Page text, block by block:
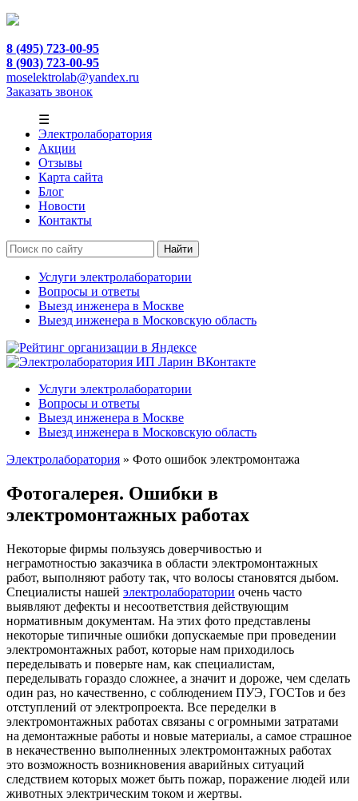
8 (495) 723-00-95
8 (903) 723-00-95
moselektrolab@yandex.ru
Заказать звонок
☰
Электролаборатория
Акции
Отзывы
Карта сайта
Блог
Новости
Контакты
Услуги электролаборатории
Вопросы и ответы
Выезд инженера в Москве
Выезд инженера в Московскую область
Услуги электролаборатории
Вопросы и ответы
Выезд инженера в Москве
Выезд инженера в Московскую область
Электролаборатория » Фото ошибок электромонтажа
Фотогалерея. Ошибки в
электромонтажных работах
Некоторые фирмы пользуясь доверчивостью и
неграмотностью заказчика в области электромонтажных
работ, выполняют работу так, что волосы становятся дыбом.
Специалисты нашей электролаборатории очень часто
выявляют дефекты и несоответствия действующим
нормативным документам. На этих фото представлены
некоторые типичные ошибки допускаемые при проведении
электромонтажных работ, которые нам приходилось
переделывать и поверьте нам, как специалистам,
переделывать гораздо сложнее, а значит и дороже, чем сделать
один раз, но качественно, с соблюдением ПУЭ, ГОСТов и без
отступлений от электропроекта. Все переделки в
электромонтажных работах связаны с огромными затратами
на демонтажные работы и новые материалы, а самое страшное
в некачественно выполненных электромонтажных работах
это возможность возникновения аварийных ситуаций
следствием которых может быть пожар, поражение людей или
животных электрическим током и жертвы.